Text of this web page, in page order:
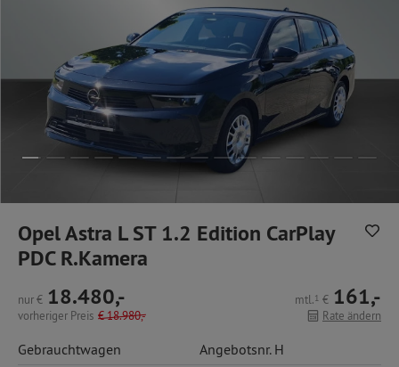
Opel Astra L ST 1.2 Edition CarPlay
PDC R.Kamera
nur€ 18.480,-
vorheriger Preis €18.980,-
mtl.1 € 161,-
Rate ändern
Gebrauchtwagen
Angebotsnr. H